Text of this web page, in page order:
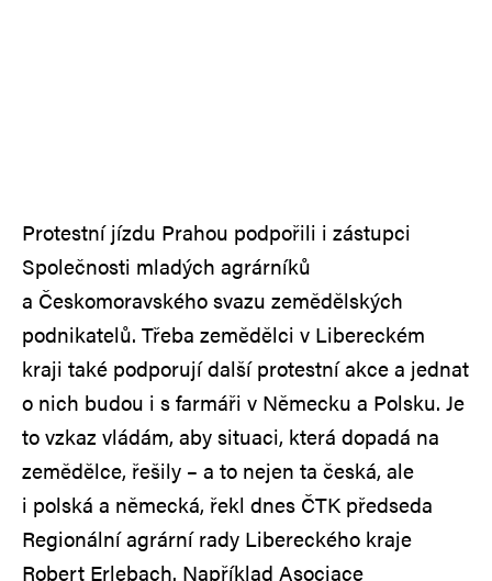
Protestní jízdu Prahou podpořili i zástupci
Společnosti mladých agrárníků
a Českomoravského svazu zemědělských
podnikatelů. Třeba zemědělci v Libereckém
kraji také podporují další protestní akce a jednat
o nich budou i s farmáři v Německu a Polsku. Je
to vzkaz vládám, aby situaci, která dopadá na
zemědělce, řešily – a to nejen ta česká, ale
i polská a německá, řekl dnes ČTK předseda
Regionální agrární rady Libereckého kraje
Robert Erlebach. Například Asociace